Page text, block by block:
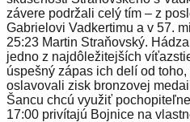
závere podržali celý tím – z
Gabrielovi Vadkertimu a v 57.
25:23 Martin Straňovský.
jedno z najdôležitejších
úspešný zápas ich delí od
oslavovali zisk bronzovej
Šancu chcú využiť
17:00 privítajú Bojnice na